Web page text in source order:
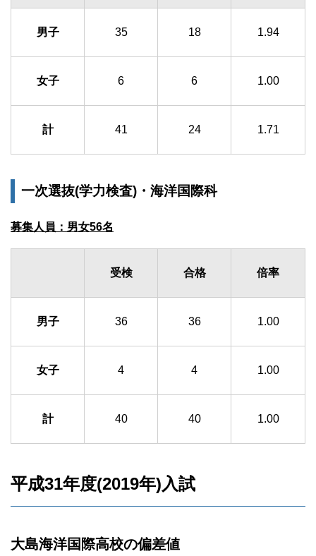
男子 35 18 1.94
女子 6 6 1.00
計 41 24 1.71
一次選抜(学力検査)・海洋国際科
募集人員：男女56名
受検 合格 倍率
男子 36 36 1.00
女子 4 4 1.00
計 40 40 1.00
平成31年度(2019年)入試
大島海洋国際高校の偏差値